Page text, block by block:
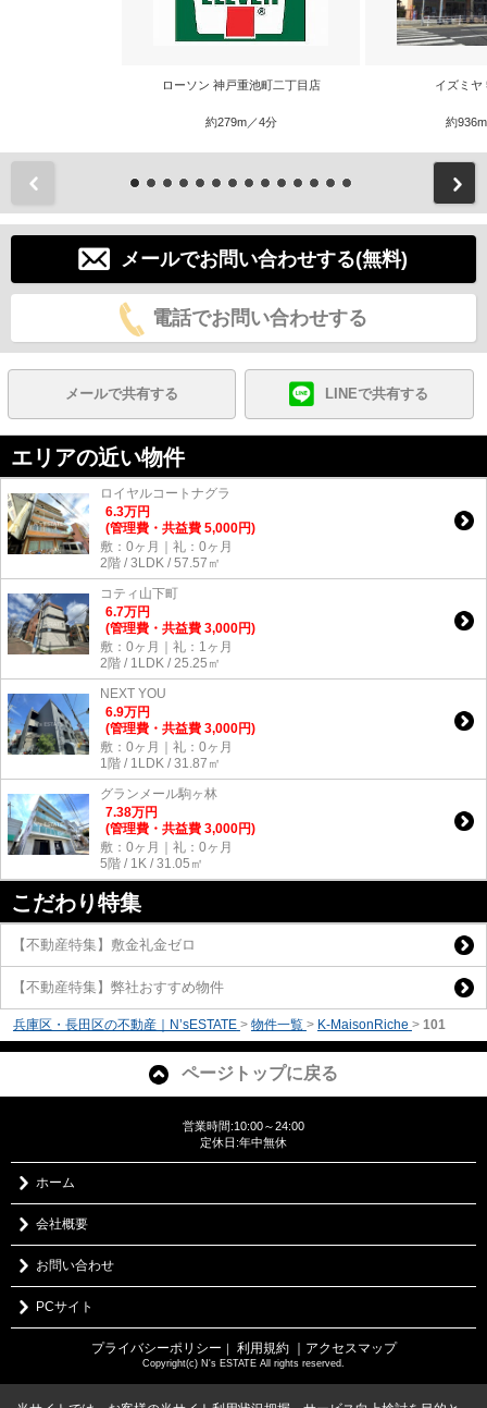
ローソン 神戸重池町二丁目店
約279m／4分
イズミヤ
約
メールでお問い合わせする(無料)
電話でお問い合わせする
メールで共有する LINEで共有する
エリアの近い物件
ロイヤルコートナグラ
6.3万円
(管理費・共益費 5,000円)
敷：0ヶ月｜礼：0ヶ月
2階 / 3LDK / 57.57㎡
コティ山下町
6.7万円
(管理費・共益費 3,000円)
敷：0ヶ月｜礼：1ヶ月
2階 / 1LDK / 25.25㎡
NEXT YOU
6.9万円
(管理費・共益費 3,000円)
敷：0ヶ月｜礼：0ヶ月
1階 / 1LDK / 31.87㎡
グランメール駒ヶ林
7.38万円
(管理費・共益費 3,000円)
敷：0ヶ月｜礼：0ヶ月
5階 / 1K / 31.05㎡
こだわり特集
【不動産特集】敷金礼金ゼロ
【不動産特集】弊社おすすめ物件
兵庫区・長田区の不動産｜N’sESTATE > 物件一覧 > K-MaisonRiche > 101
ページトップに戻る
営業時間:10:00～24:00
定休日:年中無休
ホーム
会社概要
お問い合わせ
PCサイト
プライバシーポリシー ｜ 利用規約 ｜アクセスマップ
Copyright(c) N's ESTATE All rights reserved.